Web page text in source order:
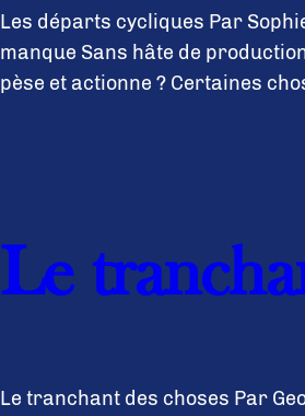
Les départs cycliques Par
manque Sans hâte de
pèse et actionne ? Certaines
Le
Le tranchant des choses Par